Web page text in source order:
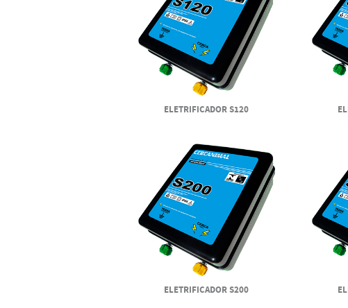
ELETRIFICADOR S120
ELETRIFICADOR S200